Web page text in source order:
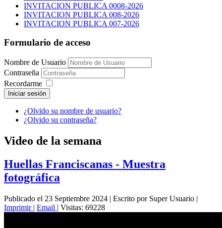
INVITACION PUBLICA 0008-2026
INVITACION PUBLICA 008-2026
INVITACION PUBLICA 007-2026
Formulario de acceso
Nombre de Usuario
Contraseña
Recordarme
Iniciar sesión
¿Olvido su nombre de usuario?
¿Olvido su contraseña?
Video de la semana
Huellas Franciscanas - Muestra
fotográfica
Publicado el 23 Septiembre 2024 | Escrito por Super Usuario |
Imprimir | Email | Visitas: 69228